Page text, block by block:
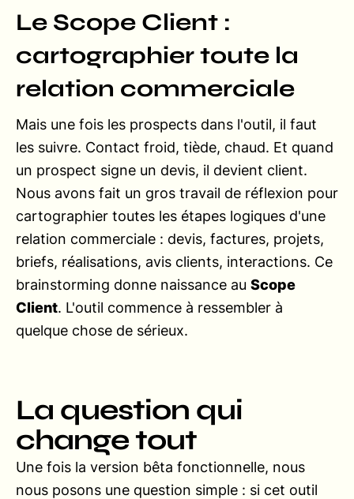
Le Scope Client :
cartographier toute la
relation commerciale
Mais une fois les prospects dans l'outil, il faut
les suivre. Contact froid, tiède, chaud. Et quand
un prospect signe un devis, il devient client.
Nous avons fait un gros travail de réflexion pour
cartographier toutes les étapes logiques d'une
relation commerciale : devis, factures, projets,
briefs, réalisations, avis clients, interactions. Ce
brainstorming donne naissance au Scope
Client. L'outil commence à ressembler à
quelque chose de sérieux.
La question qui
change tout
Une fois la version bêta fonctionnelle, nous
nous posons une question simple : si cet outil